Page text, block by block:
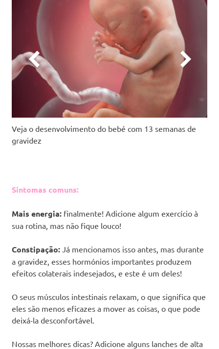
Veja o desenvolvimento do bebé com 13 semanas de
gravidez
Sintomas comuns:
Mais energia: finalmente! Adicione algum exercício à
sua rotina, mas não fique louco!
Constipação: Já mencionamos isso antes, mas durante
a gravidez, esses hormónios importantes produzem
efeitos colaterais indesejados, e este é um deles!
O seus músculos intestinais relaxam, o que significa que
eles são menos eficazes a mover as coisas, o que pode
deixá-la desconfortável.
Nossas melhores dicas? Adicione alguns lanches de alta